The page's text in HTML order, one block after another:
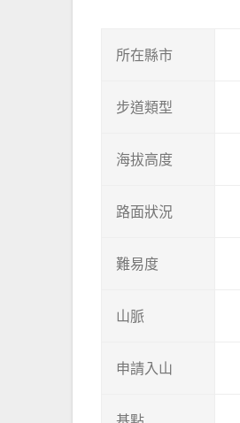
所在縣市
步道類型
海拔高度
路面狀況
難易度
山脈
申請入山